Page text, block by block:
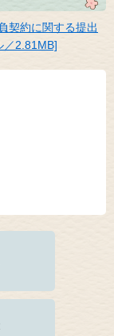
契約に関する提出
／2.81MB]